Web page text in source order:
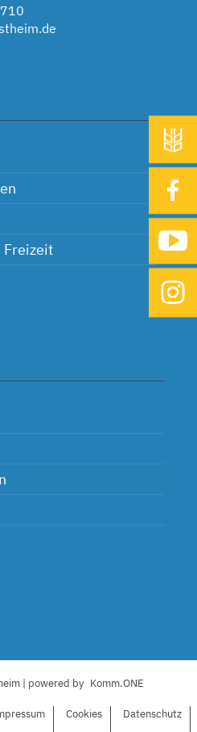
Freizeit
| powered by Komm.ONE
Cookies Datenschutz